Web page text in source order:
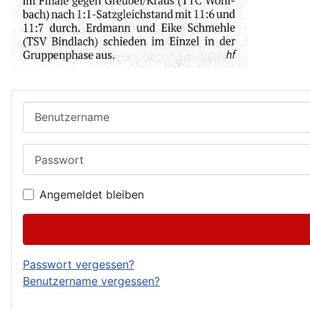
Angemeldet bleiben
Passwort vergessen?
Benutzername vergessen?